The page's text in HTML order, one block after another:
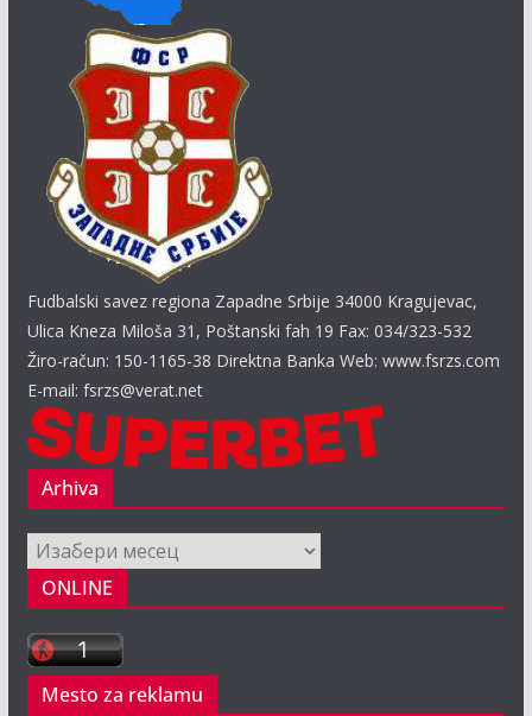
Fudbalski savez regiona Zapadne Srbije 34000 Kragujevac,
Ulica Kneza Miloša 31, Poštanski fah 19 Fax: 034/323-532
Žiro-račun: 150-1165-38 Direktna Banka Web: www.fsrzs.com
E-mail: fsrzs@verat.net
Arhiva
Arhiva
ONLINE
Mesto za reklamu